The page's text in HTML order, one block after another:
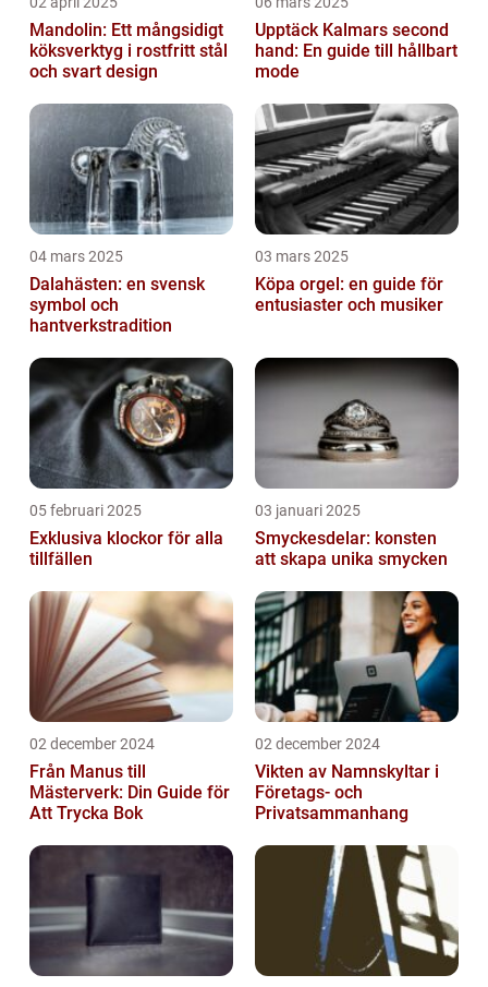
Mandolin: Ett mångsidigt
köksverktyg i rostfritt stål
och svart design
Upptäck Kalmars second
hand: En guide till hållbart
mode
04 mars 2025
Dalahästen: en svensk
symbol och
hantverkstradition
03 mars 2025
Köpa orgel: en guide för
entusiaster och musiker
05 februari 2025
Exklusiva klockor för alla
tillfällen
03 januari 2025
Smyckesdelar: konsten
att skapa unika smycken
02 december 2024
Från Manus till
Mästerverk: Din Guide för
Att Trycka Bok
02 december 2024
Vikten av Namnskyltar i
Företags- och
Privatsammanhang